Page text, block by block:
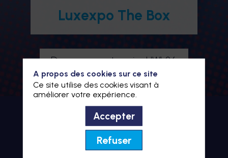
Luxexpo The Box
Devenez partenaire HWL26
Je m'inscris à HWL26
BIENVENUE À HWL26
le rendez-
A propos des cookies sur ce site
Ce site utilise des cookies visant à
améliorer votre expérience.
Accepter
Refuser